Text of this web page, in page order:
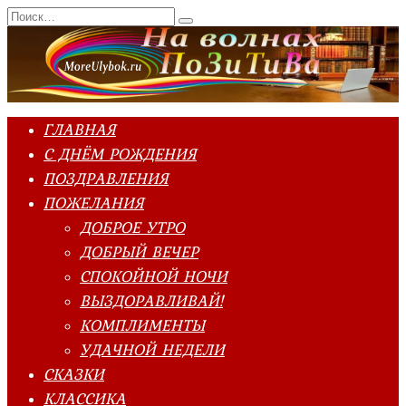
Перейти
к
содержанию
Search
for:
ГЛАВНАЯ
С ДНЁМ РОЖДЕНИЯ
ПОЗДРАВЛЕНИЯ
ПОЖЕЛАНИЯ
ДОБРОЕ УТРО
ДОБРЫЙ ВЕЧЕР
СПОКОЙНОЙ НОЧИ
ВЫЗДОРАВЛИВАЙ!
КОМПЛИМЕНТЫ
УДАЧНОЙ НЕДЕЛИ
СКАЗКИ
КЛАССИКА